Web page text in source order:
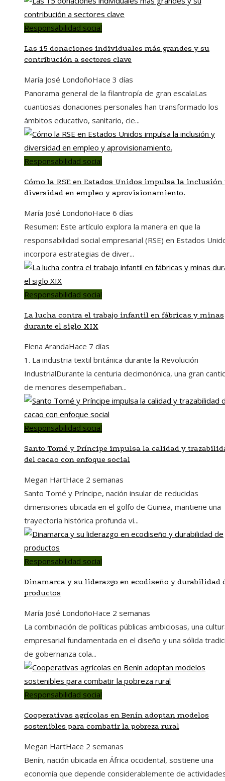
Responsabilidad social
Las 15 donaciones individuales más grandes y su
contribución a sectores clave
María José LondoñoHace 3 días
Panorama general de la filantropía de gran escalaLas
cuantiosas donaciones personales han transformado los
ámbitos educativo, sanitario, cie...
Responsabilidad social
Cómo la RSE en Estados Unidos impulsa la inclusión
diversidad en empleo y aprovisionamiento.
María José LondoñoHace 6 días
Resumen: Este artículo explora la manera en que la
responsabilidad social empresarial (RSE) en Estados
incorpora estrategias de diver...
Responsabilidad social
La lucha contra el trabajo infantil en fábricas y minas
durante el siglo XIX
Elena ArandaHace 7 días
1. La industria textil británica durante la Revolución
IndustrialDurante la centuria decimonónica, una gran
de menores desempeñaban...
Responsabilidad social
Santo Tomé y Príncipe impulsa la calidad y
del cacao con enfoque social
Megan HartHace 2 semanas
Santo Tomé y Príncipe, nación insular de reducidas
dimensiones ubicada en el golfo de Guinea, mantiene una
trayectoria histórica profunda vi...
Responsabilidad social
Dinamarca y su liderazgo en ecodiseño y durabilidad
productos
María José LondoñoHace 2 semanas
La combinación de políticas públicas ambiciosas, una
empresarial fundamentada en el diseño y una sólida
de gobernanza cola...
Responsabilidad social
Cooperativas agrícolas en Benín adoptan modelos
sostenibles para combatir la pobreza rural
Megan HartHace 2 semanas
Benín, nación ubicada en África occidental, sostiene una
economía que depende considerablemente de